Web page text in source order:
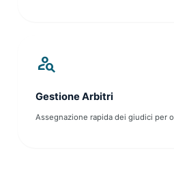
person_search
Gestione Arbitri
Assegnazione rapida dei giudici per